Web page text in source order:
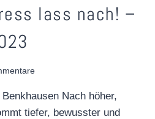
lass nach! –
Nach höher,
tiefer, bewusster und